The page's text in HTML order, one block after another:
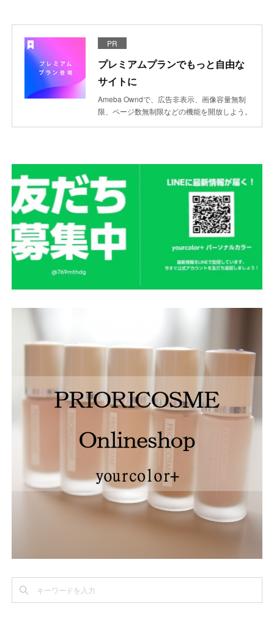
PR
プレミアムプランでもっと自由な
サイトに
Ameba Owndで、広告非表示、画像容量無制
限、ページ数無制限などの機能を開放しよう。